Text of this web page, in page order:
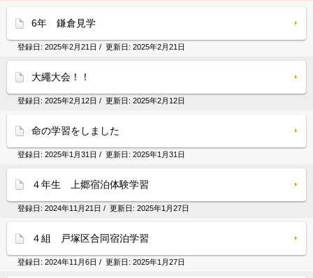
6年 鎌倉見学
登録日: 2025年2月21日 / 更新日: 2025年2月21日
大繩大会！！
登録日: 2025年2月12日 / 更新日: 2025年2月12日
命の学習をしました
登録日: 2025年1月31日 / 更新日: 2025年1月31日
４年生 上郷宿泊体験学習
登録日: 2024年11月21日 / 更新日: 2025年1月27日
４組 戸塚区合同宿泊学習
登録日: 2024年11月6日 / 更新日: 2025年1月27日